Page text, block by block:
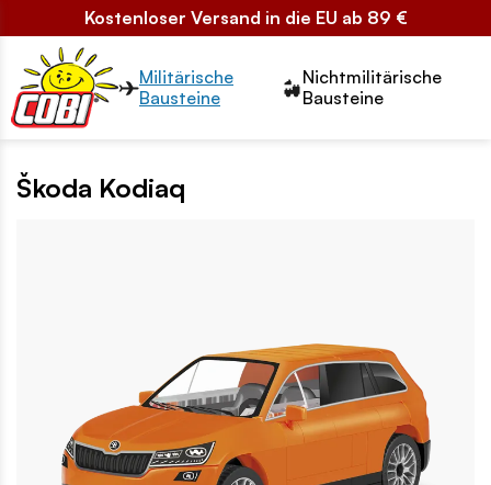
Kostenloser Versand in die EU ab 89 €
Przełącznik segmentów2
Militärische
Bausteine
Nichtmilitärische
Bausteine
Škoda Kodiaq